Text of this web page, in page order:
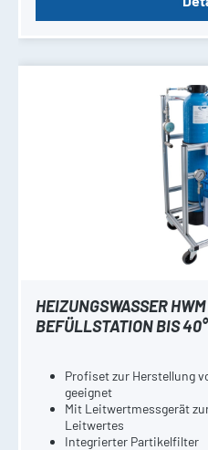
HEIZUNGSWASSER
BEFÜLLSTATION BIS
Profiset zur Herstellung
geeignet
Mit Leitwertmessgerät
Leitwertes
Integrierter Partikelfilter